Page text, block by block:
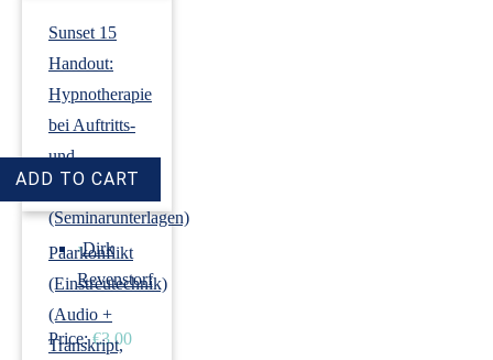
Sunset 15
Handout:
Hypnotherapie
bei Auftritts-
und
Prüfungsangst
(Seminarunterlagen)
›Dirk
Revenstorf
Price: €3.00
Paarkonflikt
(Einstreutechnik)
(Audio +
Transkript,